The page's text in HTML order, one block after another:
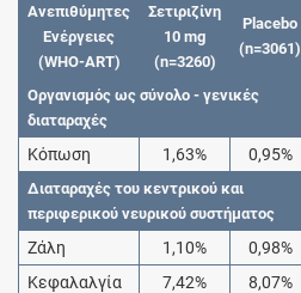
Ανεπιθύμητες
Ενέργειες
(WHO-ART)
Σετιριζίνη
10 mg
(n=3260)
Placebo
(n=3061)
Οργανισμός ως σύνολο - γενικές
διαταραχές
Κόπωση 1,63% 0,95%
Διαταραχές του κεντρικού και
περιφερικού νευρικού συστήματος
Ζάλη 1,10%
0,98%
Κεφαλαλγία
7,42% 8,07%